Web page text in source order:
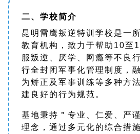
二、学校简介
昆明雷鹰叛逆特训学校是一
教育机构，致力于帮助10至
服叛逆、厌学、网瘾等不良
行全封闭军事化管理制度，
为矫正及军事训练等多种方
建良好的行为规范。
基地秉持＂专业、仁爱、严
理念，通过多元化的综合措